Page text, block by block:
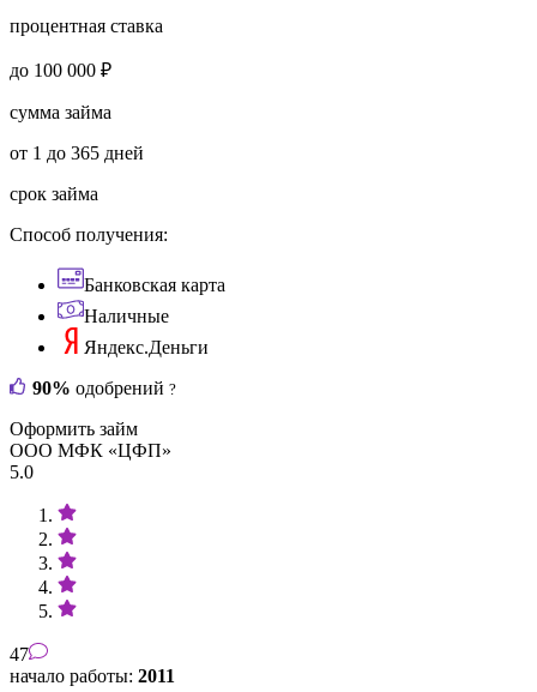
процентная ставка
до 100 000 ₽
сумма займа
от 1 до 365 дней
срок займа
Способ получения:
Банковская карта
Наличные
Яндекс.Деньги
90% одобрений ?
Оформить займ
ООО МФК «ЦФП»
5.0
47
начало работы: 2011